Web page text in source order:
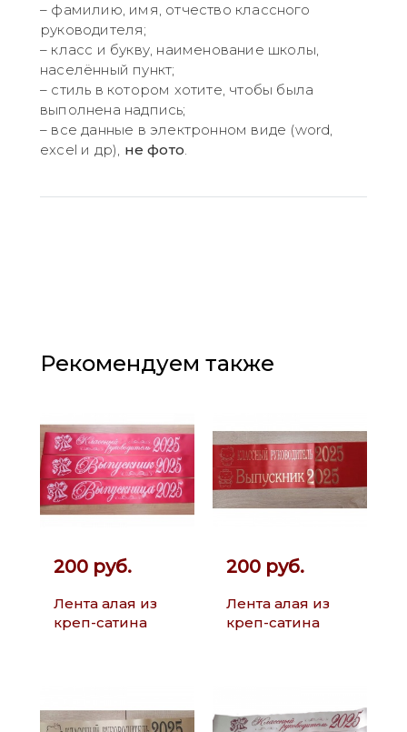
– фамилию, имя, отчество классного
руководителя;
– класс и букву, наименование школы,
населённый пункт;
– стиль в котором хотите, чтобы была
выполнена надпись;
– все данные в электронном виде (word,
excel и др), не фото.
Рекомендуем также
200 руб.
Лента алая из
креп-сатина
200 руб.
Лента алая из
креп-сатина